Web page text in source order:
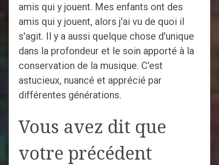
amis qui y jouent. Mes enfants ont des
amis qui y jouent, alors j'ai vu de quoi il
s'agit. Il y a aussi quelque chose d'unique
dans la profondeur et le soin apporté à la
conservation de la musique. C’est
astucieux, nuancé et apprécié par
différentes générations.
Vous avez dit que
votre précédent